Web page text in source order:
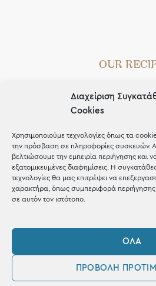
Διαχείριση
Cookies
Χρησιμοποιούμε τεχνολογίες όπως τα
την πρόσβαση σε πληροφορίες συσκευών.
βελτιώσουμε την εμπειρία περιήγησης και
εξατομικευμένες διαφημίσεις. Η
τεχνολογίες θα μας επιτρέψει να
χαρακτήρα, όπως συμπεριφορά περιήγησης
σε αυτόν τον ιστότοπο.
ΌΛΑ
ΠΡΟΒΟΛΉ
OUR
Blog
Shop the
Σταθά 17,
2421